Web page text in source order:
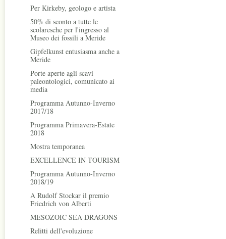
Per Kirkeby, geologo e artista
50% di sconto a tutte le
scolaresche per l'ingresso al
Museo dei fossili a Meride
Gipfelkunst entusiasma anche a
Meride
Porte aperte agli scavi
paleontologici, comunicato ai
media
Programma Autunno-Inverno
2017/18
Programma Primavera-Estate
2018
Mostra temporanea
EXCELLENCE IN TOURISM
Programma Autunno-Inverno
2018/19
A Rudolf Stockar il premio
Friedrich von Alberti
MESOZOIC SEA DRAGONS
Relitti dell'evoluzione